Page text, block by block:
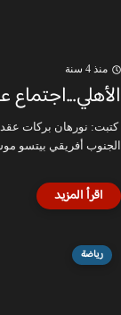
منذ 4 سنة
كتبت: نورهان بركات
الجنوب أفريقي بيتسو
رياضة